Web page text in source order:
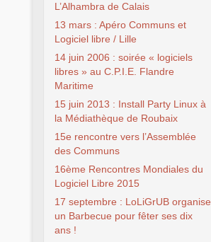
L’Alhambra de Calais
13 mars : Apéro Communs et
Logiciel libre / Lille
14 juin 2006 : soirée « logiciels
libres » au C.P.I.E. Flandre
Maritime
15 juin 2013 : Install Party Linux à
la Médiathèque de Roubaix
15e rencontre vers l’Assemblée
des Communs
16ème Rencontres Mondiales du
Logiciel Libre 2015
17 septembre : LoLiGrUB organise
un Barbecue pour fêter ses dix
ans !